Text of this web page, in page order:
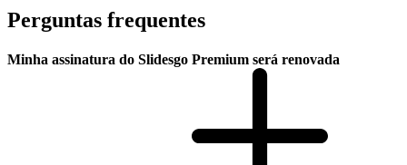
Perguntas frequentes
Minha assinatura do Slidesgo Premium será renovada